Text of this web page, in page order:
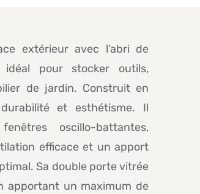
extérieur avec l’abri de
idéal pour stocker outils,
de jardin. Construit en
et esthétisme. Il
oscillo-battantes,
efficace et un apport
Sa double porte vitrée
apportant un maximum de